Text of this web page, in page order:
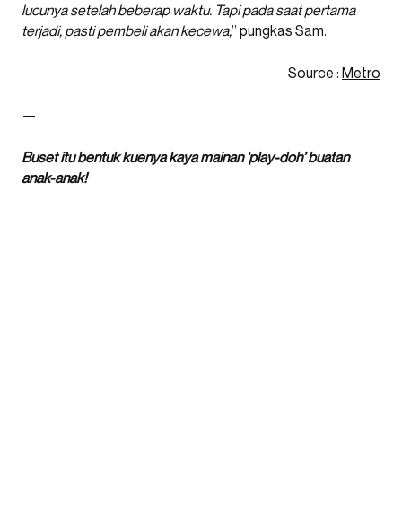
lucunya setelah beberap waktu. Tapi pada saat pertama
terjadi, pasti pembeli akan kecewa,” pungkas Sam.
Source : Metro
—
Buset itu bentuk kuenya kaya mainan ‘play-doh’ buatan
anak-anak!